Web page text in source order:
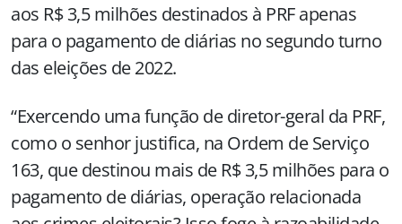
aos R$ 3,5 milhões destinados à PRF apenas
para o pagamento de diárias no segundo turno
das eleições de 2022.
“Exercendo uma função de diretor-geral da PRF,
como o senhor justifica, na Ordem de Serviço
163, que destinou mais de R$ 3,5 milhões para o
pagamento de diárias, operação relacionada